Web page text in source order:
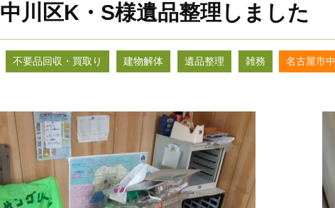
川区K・S様遺品整理しました
不要品回収・買取り 建物解体 遺品整理 雑務 名古屋市